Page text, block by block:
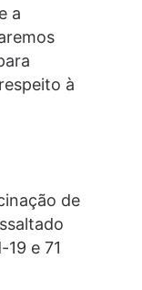
a
à
de
e 71